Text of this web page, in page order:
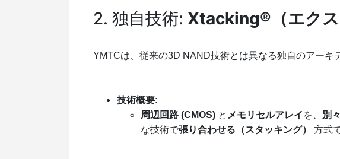
2. 独自技術: Xtacking®（エクス
YMTCは、従来の3D NAND技術とは異なる独自のアーキ
技術概要:
周辺回路 (CMOS) と メモリセルアレイ を、 別
な技術で張り合わせる（スタッキング） 方式